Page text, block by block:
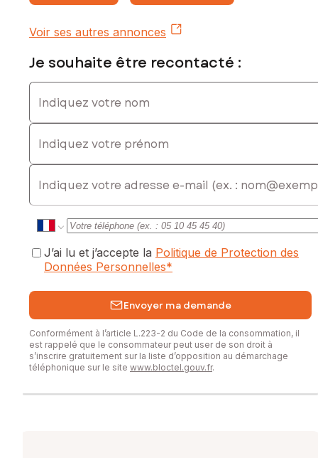
Voir ses autres annonces
Je souhaite être recontacté :
Indiquez votre nom
Indiquez votre prénom
E-mail
J’ai lu et j’accepte la Politique de Protection des
Données Personnelles*
Envoyer ma demande
Conformément à l’article L.223-2 du Code de la consommation, il
est rappelé que le consommateur peut user de son droit à
s’inscrire gratuitement sur la liste d’opposition au démarchage
téléphonique sur le site www.bloctel.gouv.fr.